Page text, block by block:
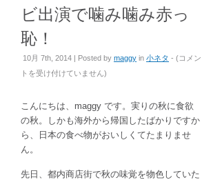
ビ出演で噛み噛み赤っ
恥！
10月 7th, 2014 | Posted by maggy in 小ネタ - (英
オ
テ
コメン
トを受け付けていません)
こんにちは、maggy です。実りの秋に食欲
の秋。しかも海外から帰国したばかりですか
ら、日本の食べ物がおいしくてたまりませ
ん。
先日、都内商店街で秋の味覚を物色していた